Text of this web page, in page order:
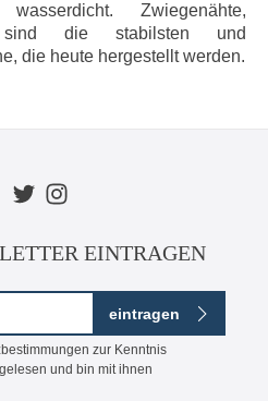
Zwiegenähte,
sind die stabilsten und
die heute hergestellt werden.
EINTRAGEN
eintragen
zur Kenntnis
gelesen und bin mit ihnen